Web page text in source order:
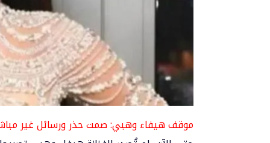
موقف هيفاء وهبي: صمت حذر ورسائل غير